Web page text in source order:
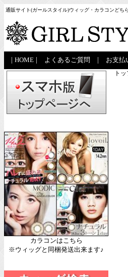
通販サイト(ガールスタイル)ウィッグ・カラコンどち
HOME よくあるご質問 お支払
カラコンはこちら
※ウィッグと同梱発送出来ます♪
ト